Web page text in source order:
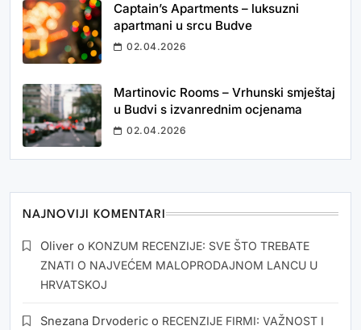
Captain’s Apartments – luksuzni
apartmani u srcu Budve
02.04.2026
Martinovic Rooms – Vrhunski smještaj
u Budvi s izvanrednim ocjenama
02.04.2026
NAJNOVIJI KOMENTARI
Oliver o KONZUM RECENZIJE: SVE ŠTO TREBATE
ZNATI O NAJVEĆEM MALOPRODAJNOM LANCU U
HRVATSKOJ
Snezana Drvoderic o RECENZIJE FIRMI: VAŽNOST I